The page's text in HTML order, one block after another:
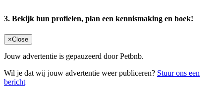
3. Bekijk hun profielen, plan een kennismaking en boek!
×Close
Jouw advertentie is gepauzeerd door Petbnb.
Wil je dat wij jouw advertentie weer publiceren? Stuur ons een
bericht